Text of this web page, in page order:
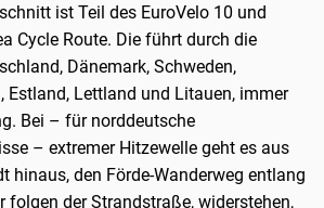
ist Teil des EuroVelo 10 und
Cycle Route. Die führt durch die
Dänemark, Schweden,
Estland, Lettland und Litauen, immer
Bei – für norddeutsche
– extremer Hitzewelle geht es aus
hinaus, den Förde-Wanderweg entlang
folgen der Strandstraße, widerstehen,